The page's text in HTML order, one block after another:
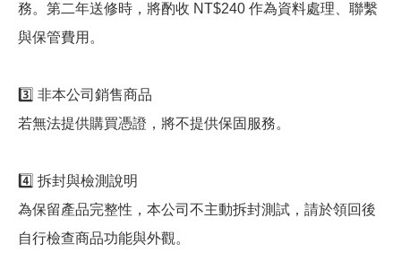
務。第二年送修時，將酌收 NT$240 作為資料處理、聯繫
與保管費用。
3️⃣ 非本公司銷售商品
若無法提供購買憑證，將不提供保固服務。
4️⃣ 拆封與檢測說明
為保留產品完整性，本公司不主動拆封測試，請於領回後
自行檢查商品功能與外觀。